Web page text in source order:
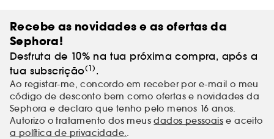
Recebe as novidades e as ofertas da
Sephora!
Desfruta de 10% na tua próxima compra, após a
tua subscrição(1) .
Ao registar-me, concordo em receber por e-mail o meu
código de desconto bem como ofertas e novidades da
Sephora e declaro que tenho pelo menos 16 anos.
Autorizo o tratamento dos meusdados pessoais e aceito
a política de privacidade..